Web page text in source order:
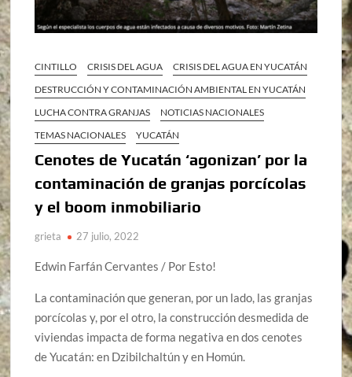
CINTILLO CRISIS DEL AGUA
CRISIS DEL AGUA EN YUCATÁN
DESTRUCCIÓN Y CONTAMINACIÓN AMBIENTAL EN YUCATÁN
LUCHA CONTRA GRANJAS
NOTICIAS NACIONALES
TEMAS NACIONALES
YUCATÁN
Cenotes de Yucatán ‘agonizan’ por la
contaminación de granjas porcícolas
y el boom inmobiliario
grieta 27 julio, 2022
Edwin Farfán Cervantes / Por Esto!
La contaminación que generan, por un lado, las granjas
porcícolas y, por el otro, la construcción desmedida de
viviendas impacta de forma negativa en dos cenotes
de Yucatán: en Dzibilchaltún y en Homún.